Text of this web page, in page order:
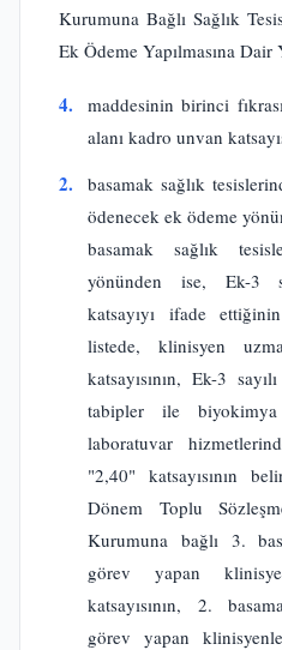
Kurumuna Bağlı Sağlık
Ek Ödeme Yapılmasına
4.
maddesinin birinci
alanı kadro unvan
2.
basamak sağlık
ödenecek ek ödeme
basamak sağlık
yönünden ise, Ek-3
katsayıyı ifade
listede, klinisyen
katsayısının, Ek-3
tabipler ile
laboratuvar
"2,40" katsayısının
Dönem Toplu
Kurumuna bağlı 3.
görev yapan
katsayısının, 2.
görev yapan